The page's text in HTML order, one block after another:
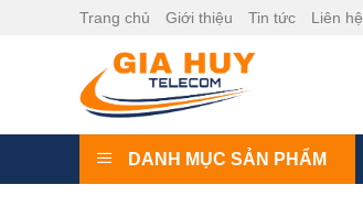
Trang chủ Giới thiệu Tin tức Liên hệ
DANH MỤC SẢN PHẨM